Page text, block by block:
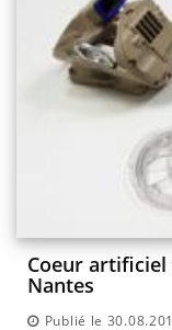
Coeur
Nantes
Publié le